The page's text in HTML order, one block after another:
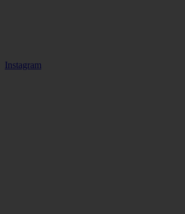
Instagram